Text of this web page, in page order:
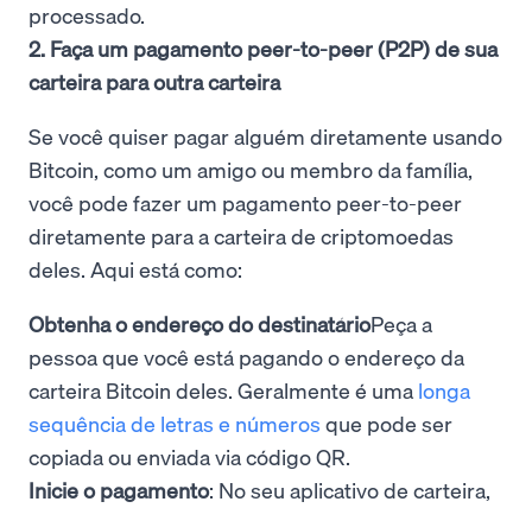
processado.
2. Faça um pagamento peer-to-peer (P2P) de sua
carteira para outra carteira
Se você quiser pagar alguém diretamente usando
Bitcoin, como um amigo ou membro da família,
você pode fazer um pagamento peer-to-peer
diretamente para a carteira de criptomoedas
deles. Aqui está como:
Obtenha o endereço do destinatárioPeça a
pessoa que você está pagando o endereço da
carteira Bitcoin deles. Geralmente é uma longa
sequência de letras e números que pode ser
copiada ou enviada via código QR.
Inicie o pagamento: No seu aplicativo de carteira,